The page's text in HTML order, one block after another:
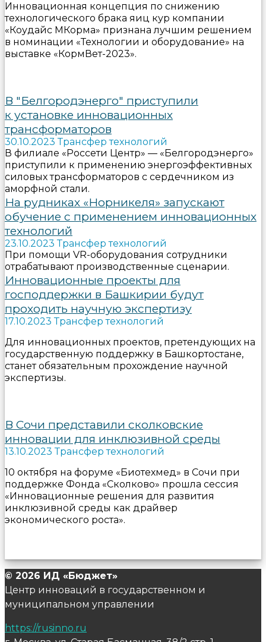
Инновационная концепция по снижению
технологического брака яиц кур компании
«Коудайс МКорма» признана лучшим решением
в номинации «Технологии и оборудование» на
выставке «КормВет-2023».
В "Белгородэнерго" приступили
к установке инновационных
трансформаторов
30.10.2023 Трансфер технологий
В филиале «Россети Центр» — «Белгородэнерго»
приступили к применению энергоэффективных
силовых трансформаторов с сердечником из
аморфной стали.
На рудниках «Норникеля» запускают
обучение с применением инновационных
технологий
23.10.2023 Трансфер технологий
При помощи VR-оборудования сотрудники
отрабатывают производственные сценарии.
Инновационные проекты для
господдержки в Башкирии будут
проходить научную экспертизу
17.10.2023 Трансфер технологий
Для инновационных проектов, претендующих на
государственную поддержку в Башкортостане,
станет обязательным прохождение научной
экспертизы.
В Сочи представили сколковские
инновации для инклюзивной среды
13.10.2023 Трансфер технологий
10 октября на форуме «Биотехмед» в Сочи при
поддержке Фонда «Сколково» прошла сессия
«Инновационные решения для развития
инклюзивной среды как драйвер
экономического роста».
© 2026 ИД «Бюджет»
Центр инноваций в государственном и
муниципальном управлении
https://rusinno.ru